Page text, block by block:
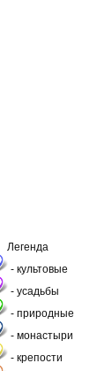
- культовые
- усадьбы
- природные
- монастыри
- крепости